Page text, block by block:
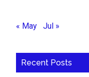
« May Jul »
Recent Posts